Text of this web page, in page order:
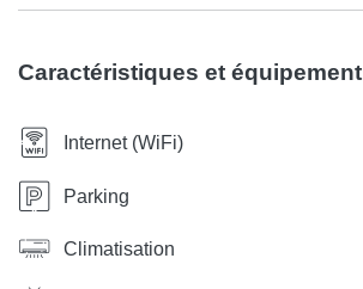
Caractéristiques et équipement
Internet (WiFi)
Parking
Climatisation